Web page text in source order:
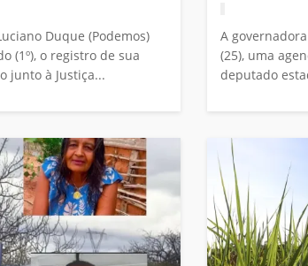
Duque (Podemos)
(1º), o registro de sua
junto à Justiça...
A
(25), uma
deputado